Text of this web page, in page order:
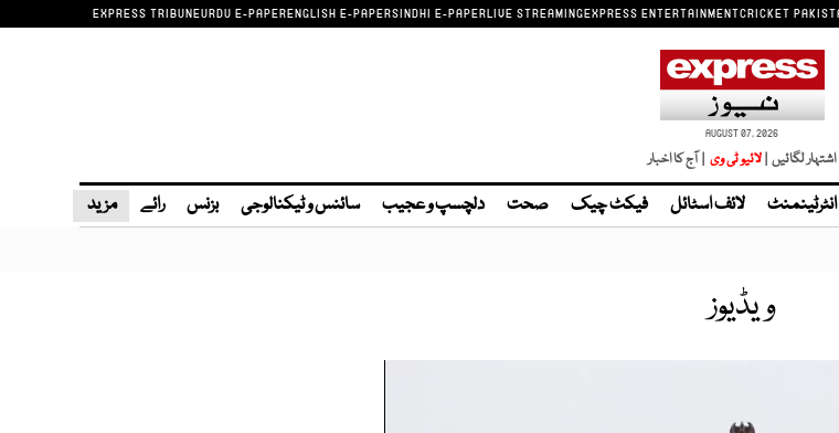
EXPRESS TRIBUNEURDU E-PAPERENGLISH E-PAPERSINDHI E-PAPERLIVE STREAMINGEXPRESS ENTERTAINMENTCRICKET
AUGUST 07, 2026
اشتہار لگائیں | | آج کا اخبار
انٹرٹینمنٹ لائف اسٹائل فیکٹ چیک صحت دلچسپ و عجیب سائنس و ٹیکنالوجی بزنس رائے مزید
ویڈیوز